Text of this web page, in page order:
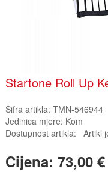
Startone Roll Up
Šifra artikla: TMN-546944
Jedinica mjere: Kom
Dostupnost artikla: Artikl
Cijena: 73,00